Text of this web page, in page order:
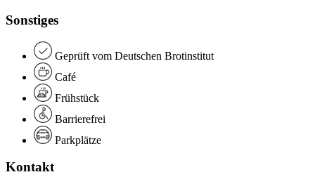
Sonstiges
Geprüft vom Deutschen Brotinstitut
Café
Frühstück
Barrierefrei
Parkplätze
Kontakt